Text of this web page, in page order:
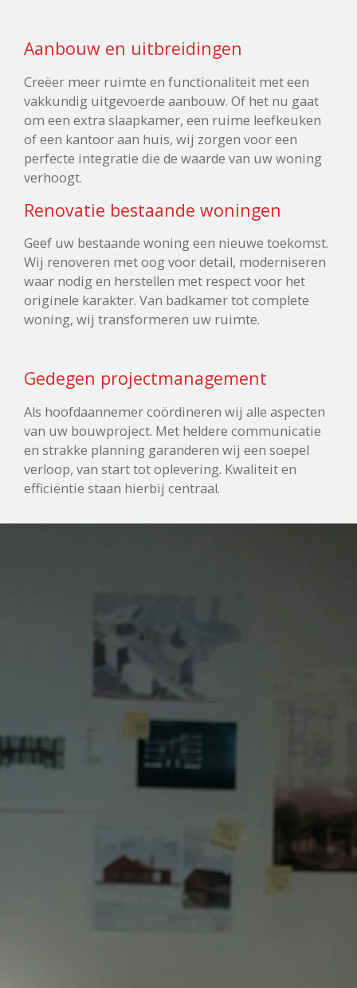
Aanbouw en uitbreidingen
Creëer meer ruimte en functionaliteit met een
vakkundig uitgevoerde aanbouw. Of het nu gaat
om een extra slaapkamer, een ruime leefkeuken
of een kantoor aan huis, wij zorgen voor een
perfecte integratie die de waarde van uw woning
verhoogt.
Renovatie bestaande woningen
Geef uw bestaande woning een nieuwe toekomst.
Wij renoveren met oog voor detail, moderniseren
waar nodig en herstellen met respect voor het
originele karakter. Van badkamer tot complete
woning, wij transformeren uw ruimte.
Gedegen projectmanagement
Als hoofdaannemer coördineren wij alle aspecten
van uw bouwproject. Met heldere communicatie
en strakke planning garanderen wij een soepel
verloop, van start tot oplevering. Kwaliteit en
efficiëntie staan hierbij centraal.